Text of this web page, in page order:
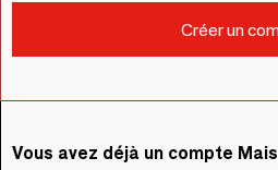
Vous avez déjà un compte